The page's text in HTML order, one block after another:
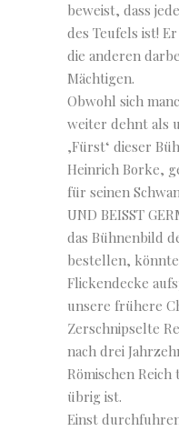
beweist, dass
des Teufels ist!
die anderen
Mächtigen.
Obwohl sich
weiter dehnt als
‚Fürst‘ dieser
Heinrich Borke,
für seinen
UND BEISST
das Bühnenbild
bestellen,
Flickendecke
unsere frühere
Zerschnipselte
nach drei
Römischen
übrig ist.
Einst